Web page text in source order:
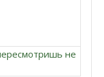
не